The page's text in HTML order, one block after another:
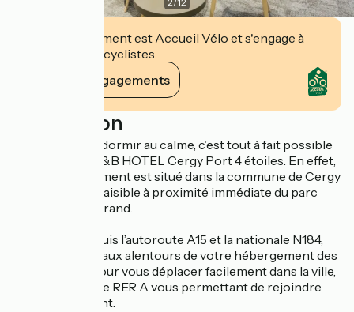
Cet établissement est Accueil Vélo et s'engage à
accueillir des cyclistes.
Voir ses engagements
Description
Visiter Paris et dormir au calme, c’est tout à fait possible
grâce à notre B&B HOTEL Cergy Port 4 étoiles. En effet,
notre établissement est situé dans la commune de Cergy
dans un cadre paisible à proximité immédiate du parc
François Mitterrand.
Accessible depuis l’autoroute A15 et la nationale N184,
vous trouverez aux alentours de votre hébergement des
arrêts de bus pour vous déplacer facilement dans la ville,
ainsi qu’une ligne RER A vous permettant de rejoindre
Paris rapidement.